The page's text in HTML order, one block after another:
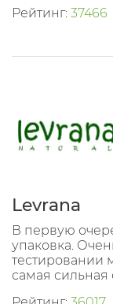
Рейтинг: 37466
Levrana
В первую
упаковка.
тестировании
самая сильная